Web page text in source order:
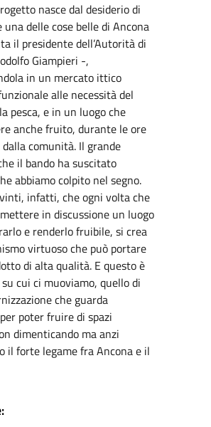
nasce dal desiderio di
una delle cose belle di Ancona
il presidente dell’Autorità di
Giampieri -,
in un mercato ittico
alle necessità del
pesca, e in un luogo che
anche fruito, durante le ore
comunità. Il grande
il bando ha suscitato
abbiamo colpito nel segno.
infatti, che ogni volta che
in discussione un luogo
e renderlo fruibile, si crea
virtuoso che può portare
di alta qualità. E questo è
su cui ci muoviamo, quello di
che guarda
poter fruire di spazi
dimenticando ma anzi
il forte legame fra Ancona e il